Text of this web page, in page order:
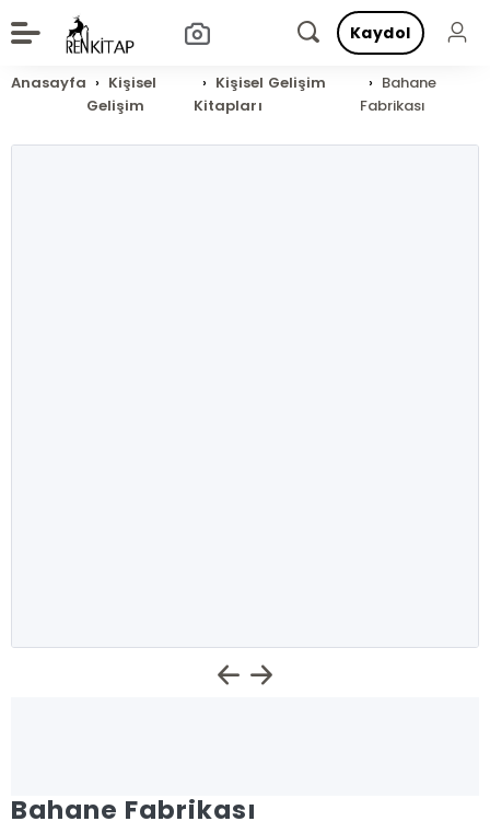
Kaydol
Anasayfa
Kişisel
Gelişim
Kişisel Gelişim
Kitapları
Bahane
Fabrikası
Bahane Fabrikası